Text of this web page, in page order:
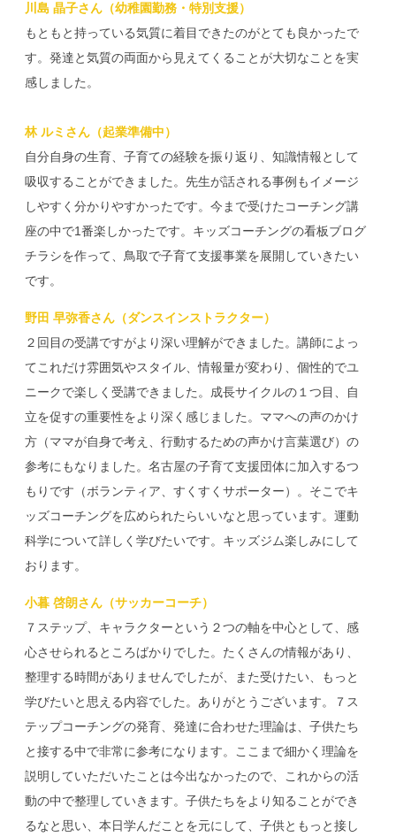
川島 晶子さん（幼稚園勤務・特別支援）
もともと持っている気質に着目できたのがとても良かったで
す。発達と気質の両面から見えてくることが大切なことを実
感しました。
林 ルミさん（起業準備中）
自分自身の生育、子育ての経験を振り返り、知識情報として
吸収することができました。先生が話される事例もイメージ
しやすく分かりやすかったです。今まで受けたコーチング講
座の中で1番楽しかったです。キッズコーチングの看板ブログ
チラシを作って、鳥取で子育て支援事業を展開していきたい
です。
野田 早弥香さん（ダンスインストラクター）
２回目の受講ですがより深い理解ができました。講師によっ
てこれだけ雰囲気やスタイル、情報量が変わり、個性的でユ
ニークで楽しく受講できました。成長サイクルの１つ目、自
立を促すの重要性をより深く感じました。ママへの声のかけ
方（ママが自身で考え、行動するための声かけ言葉選び）の
参考にもなりました。名古屋の子育て支援団体に加入するつ
もりです（ボランティア、すくすくサポーター）。そこでキ
ッズコーチングを広められたらいいなと思っています。運動
科学について詳しく学びたいです。キッズジム楽しみにして
おります。
小暮 啓朗さん（サッカーコーチ）
７ステップ、キャラクターという２つの軸を中心として、感
心させられるところばかりでした。たくさんの情報があり、
整理する時間がありませんでしたが、また受けたい、もっと
学びたいと思える内容でした。ありがとうございます。７ス
テップコーチングの発育、発達に合わせた理論は、子供たち
と接する中で非常に参考になります。ここまで細かく理論を
説明していただいたことは今出なかったので、これからの活
動の中で整理していきます。子供たちをより知ることができ
るなと思い、本日学んだことを元にして、子供ともっと接し